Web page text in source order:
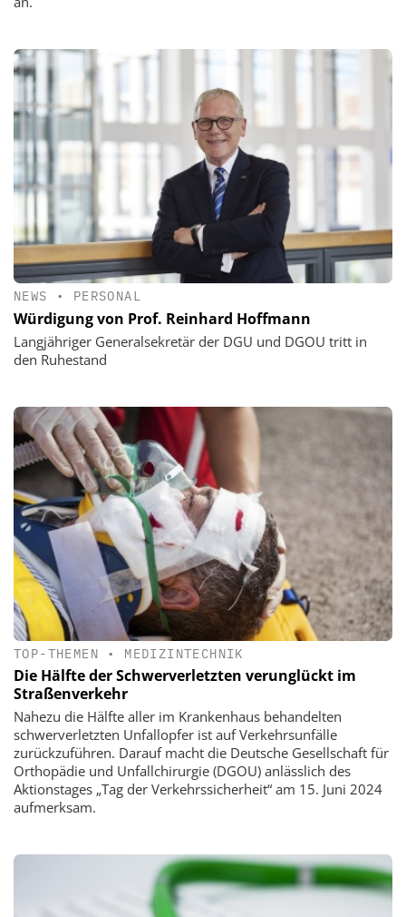
NEWS • PERSONAL
Würdigung von Prof. Reinhard Hoffmann
Langjähriger Generalsekretär der DGU und DGOU tritt in
den Ruhestand
TOP-THEMEN • MEDIZINTECHNIK
Die Hälfte der Schwerverletzten verunglückt im
Straßenverkehr
Nahezu die Hälfte aller im Krankenhaus behandelten
schwerverletzten Unfallopfer ist auf Verkehrsunfälle
zurückzuführen. Darauf macht die Deutsche Gesellschaft für
Orthopädie und Unfallchirurgie (DGOU) anlässlich des
Aktionstages „Tag der Verkehrssicherheit“ am 15. Juni 2024
aufmerksam.